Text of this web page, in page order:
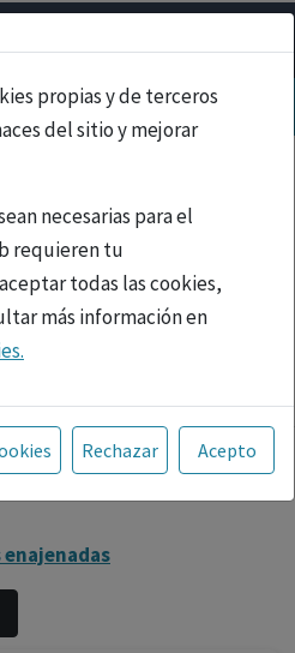
propias y de terceros
del sitio y mejorar
necesarias para el
requieren tu
todas las cookies,
más información en
en la Página Web está
español y, por
sanitarios legalmente
o dispensar medicamentos
meramente informativo,
los profesionales
y decidir, en cada
Rechazar Acepto
enajenadas